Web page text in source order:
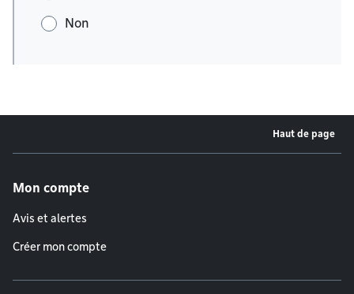
Non
Haut de page
Mon compte
Avis et alertes
Créer mon compte